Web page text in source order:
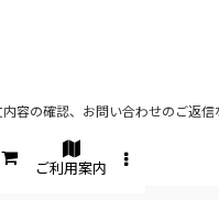
内容の確認、お問い合わせのご返
ご利用案内